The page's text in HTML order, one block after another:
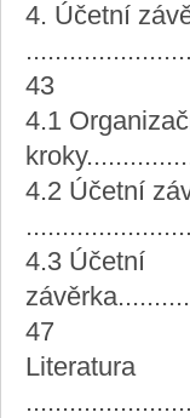
4. Účetní
43
4.1
4.2 Účetní
4.3 Účetní
47
Literatura